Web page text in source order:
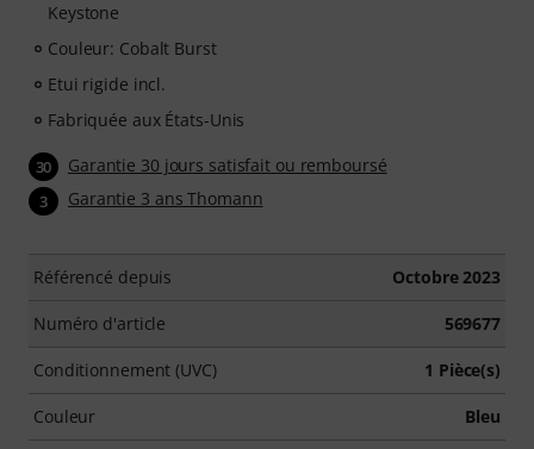
Keystone
Couleur: Cobalt Burst
Etui rigide incl.
Fabriquée aux États-Unis
30 Garantie 30 jours satisfait ou remboursé
3 Garantie 3 ans Thomann
Référencé depuis Octobre 2023
Numéro d'article 569677
Conditionnement (UVC) 1 Pièce(s)
Couleur Bleu